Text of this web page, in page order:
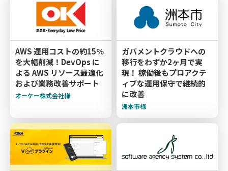
AWS 運用コストの約15％
を大幅削減！DevOps に
よる AWS リソース最適化
および業務改善サポート
オーケー株式会社様
ガバメントクラウドへの
移行をわずか2ヶ月で実
現！ 稼働後もプロアクテ
ィブな運用保守で継続的
に改善
洲本市様